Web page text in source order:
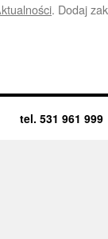
. Dodaj
531 961 999